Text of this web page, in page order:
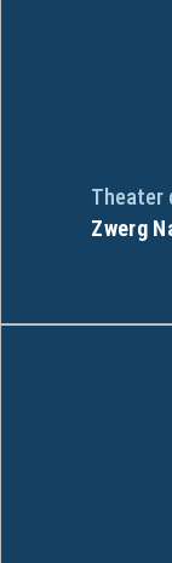
Theater
Zwerg